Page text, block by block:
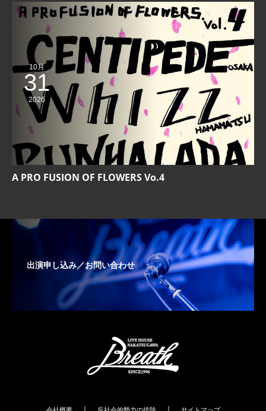
10月
31
2026
A PRO FUSION OF FLOWERS Vo.4
出演申し込み／お問い合わせ
｜ ｜